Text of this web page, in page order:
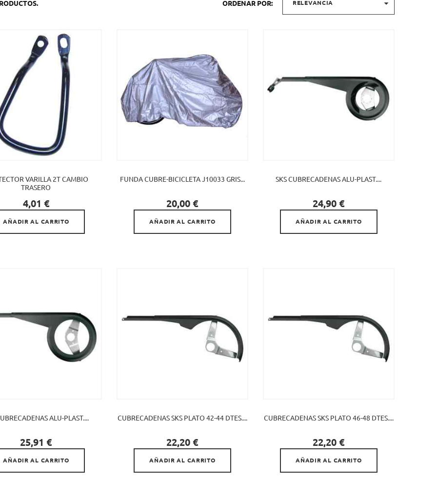
ORDENAR POR: RELEVANCIA 
VARILLA 2T CAMBIO
TRASERO
Precio
4,01 €

AÑADIR AL CARRITO
FUNDA CUBRE-BICICLETA J10033 GRIS...
Precio
20,00 €

AÑADIR AL CARRITO
SKS CUBRECADENAS ALU-PLAST....
Precio
24,90 €

AÑADIR AL CARRITO
ALU-PLAST....
Precio
25,91 €

AÑADIR AL CARRITO
CUBRECADENAS SKS PLATO 42-44 DTES....
Precio
22,20 €

AÑADIR AL CARRITO
CUBRECADENAS SKS PLATO 46-48 DTES....
Precio
22,20 €

AÑADIR AL CARRITO